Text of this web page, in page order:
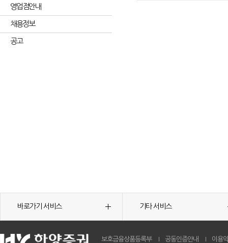
영업점안내
채용정보
공고
바로가기 서비스 기타 서비스
보호금융상품등록부 공동인증안내 이용